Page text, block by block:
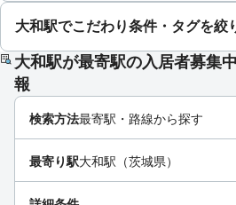
大和駅でこだわり条件・タグを絞
大和駅が最寄駅の入居者募集
報
検索方法最寄駅・路線から探す
最寄り駅大和駅（茨城県）